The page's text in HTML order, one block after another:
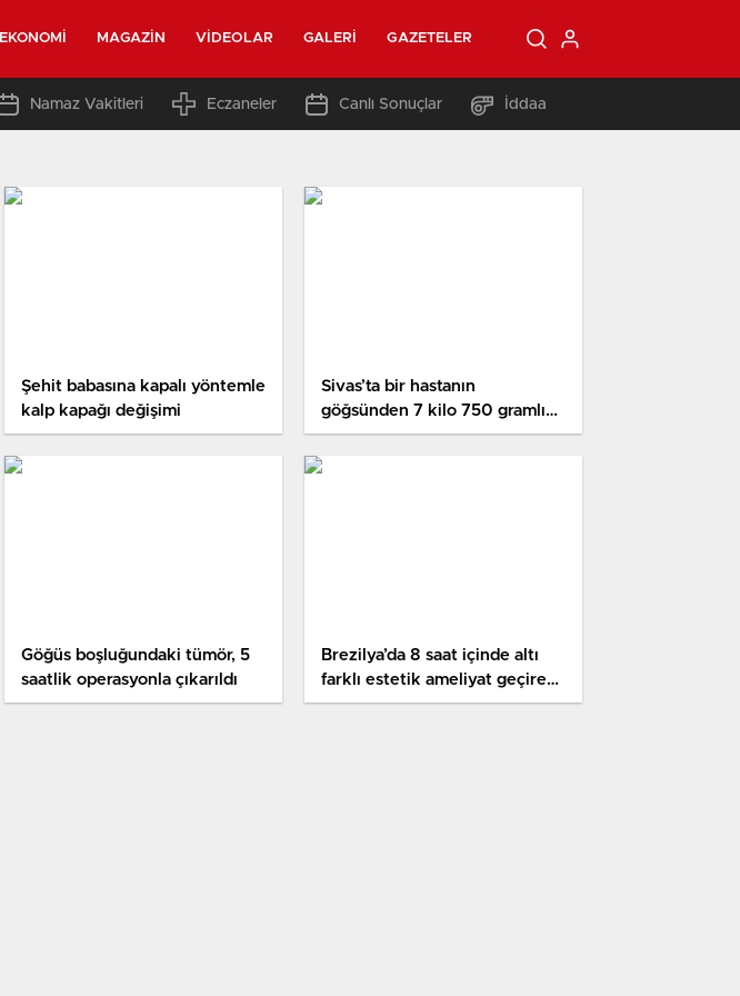
EKONOMI MAGAZIN VIDEOLAR GALERI GAZETELER
Namaz Vakitleri Eczaneler Canlı Sonuçlar İddaa
Şehit babasına kapalı yöntemle
kalp kapağı değişimi
Sivas’ta bir hastanın
göğsünden 7 kilo 750 gramlık
tümör çıkarıldı
Göğüs boşluğundaki tümör, 5
saatlik operasyonla çıkarıldı
Brezilya’da 8 saat içinde altı
farklı estetik ameliyat geçiren
bayan, hayatını kaybetti